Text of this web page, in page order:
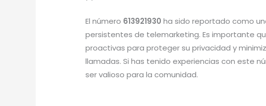
El número 613921930 ha sido reportado como
persistentes de telemarketing. Es importante
proactivas para proteger su privacidad y
llamadas. Si has tenido experiencias con este
ser valioso para la comunidad.